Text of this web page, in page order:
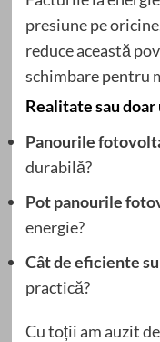
presiune pe
reduce această
schimbare pentru
Realitate sau doar
Panourile
durabilă?
Pot panourile
energie?
Cât de eficiente
practică?
Cu toții am auzit